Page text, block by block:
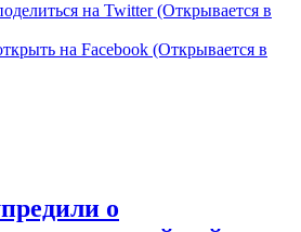
на Twitter (Открывается в
на Facebook (Открывается в
о